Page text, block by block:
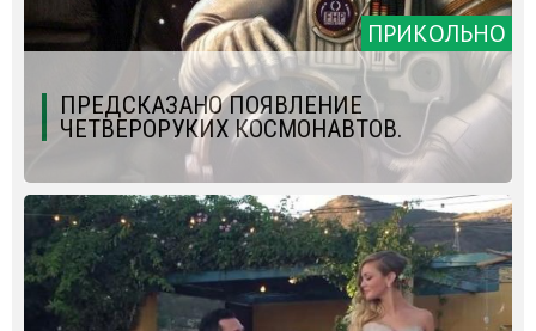
ПРИКОЛЬНО
ПРЕДСКАЗАНО ПОЯВЛЕНИЕ
ЧЕТВЕРОРУКИХ КОСМОНАВТОВ.